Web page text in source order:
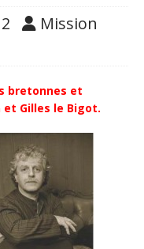
Mission
bretonnes et
et Gilles le Bigot.